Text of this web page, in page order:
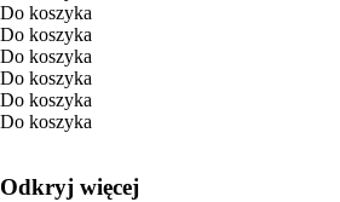
Do koszyka
Do koszyka
Do koszyka
Do koszyka
Do koszyka
Do koszyka
Odkryj więcej